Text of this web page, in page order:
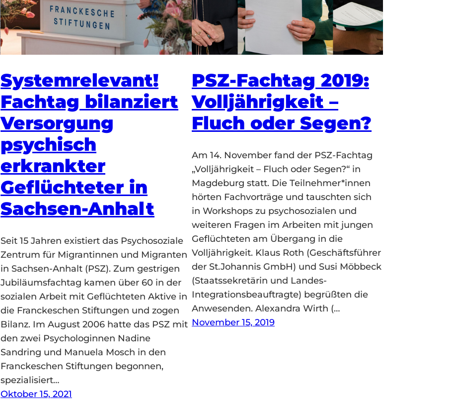
Systemrelevant!
Fachtag bilanziert
Versorgung
psychisch
erkrankter
Geflüchteter in
Sachsen-Anhalt
Seit 15 Jahren existiert das Psychosoziale
Zentrum für Migrantinnen und Migranten
in Sachsen-Anhalt (PSZ). Zum gestrigen
Jubiläumsfachtag kamen über 60 in der
sozialen Arbeit mit Geflüchteten Aktive in
die Franckeschen Stiftungen und zogen
Bilanz. Im August 2006 hatte das PSZ mit
den zwei Psychologinnen Nadine
Sandring und Manuela Mosch in den
Franckeschen Stiftungen begonnen,
spezialisiert…
Oktober 15, 2021
PSZ-Fachtag 2019:
Volljährigkeit –
Fluch oder Segen?
Am 14. November fand der PSZ-Fachtag
„Volljährigkeit – Fluch oder Segen?“ in
Magdeburg statt. Die Teilnehmer*innen
hörten Fachvorträge und tauschten sich
in Workshops zu psychosozialen und
weiteren Fragen im Arbeiten mit jungen
Geflüchteten am Übergang in die
Volljährigkeit. Klaus Roth (Geschäftsführer
der St.Johannis GmbH) und Susi Möbbeck
(Staatssekretärin und Landes-
Integrationsbeauftragte) begrüßten die
Anwesenden. Alexandra Wirth (…
November 15, 2019